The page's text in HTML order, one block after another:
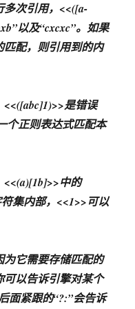
次引用，<<([a-
以及“cxcxc”。如果
配，则引用到的内
是错误
个正则表达式匹配本
中的
集内部，<<1>>可以
它需要存储匹配的
以告诉引擎对某个
面紧跟的“?:”会告诉